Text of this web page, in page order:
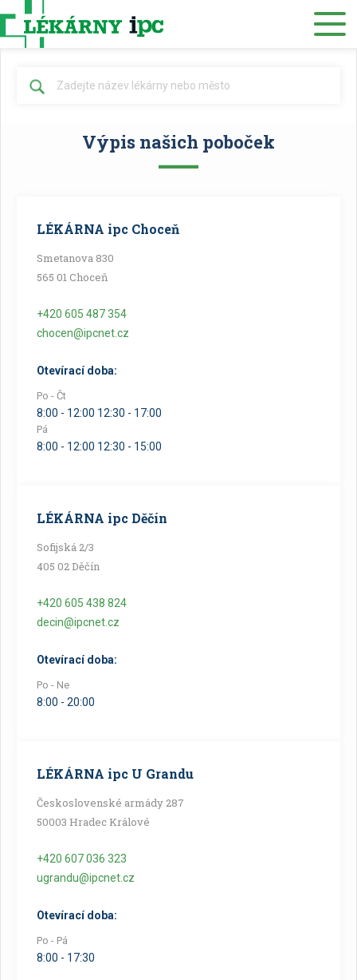
O nás
Služby
Distribuce
Výpis našich poboček
LÉKÁRNA ipc Choceň
Smetanova 830
565 01 Choceň
+420 605 487 354
chocen@ipcnet.cz
Otevírací doba:
Po - Čt
8:00 - 12:00 12:30 - 17:00
Pá
8:00 - 12:00 12:30 - 15:00
LÉKÁRNA ipc Děčín
Sofijská 2/3
405 02 Děčín
+420 605 438 824
decin@ipcnet.cz
Otevírací doba:
Po - Ne
8:00 - 20:00
LÉKÁRNA ipc U Grandu
Československé armády 287
50003 Hradec Králové
+420 607 036 323
ugrandu@ipcnet.cz
Otevírací doba:
Po - Pá
8:00 - 17:30